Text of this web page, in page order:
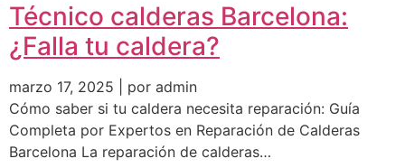
Técnico calderas Barcelona:
¿Falla tu caldera?
marzo 17, 2025 | por admin
Cómo saber si tu caldera necesita reparación: Guía
Completa por Expertos en Reparación de Calderas
Barcelona La reparación de calderas…